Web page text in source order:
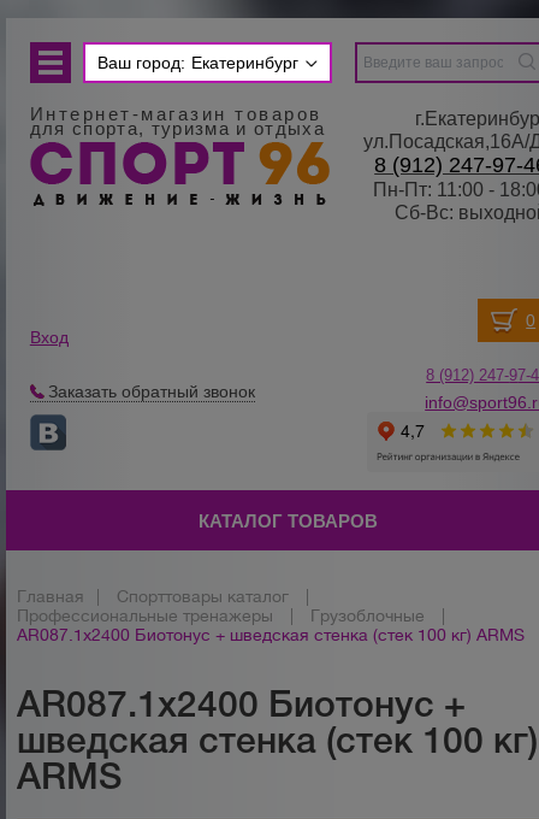
Ваш город: Екатеринбург
Интернет-магазин товаров
для спорта, туризма и отдыха
8 (912) 247-97-
Пн-Пт: 11:00 -
Сб-Вс:
Вход
Заказать обратный звонок
8 (912) 247-97-
КАТАЛОГ ТОВАРОВ
Главная Спорттовары каталог
Профессиональные тренажеры
Грузоблочные
AR087.1х2400 Биотонус + шведская стенка (стек 100 кг) ARMS
AR087.1х2400 Биотонус +
шведская стенка (стек 100 кг)
ARMS